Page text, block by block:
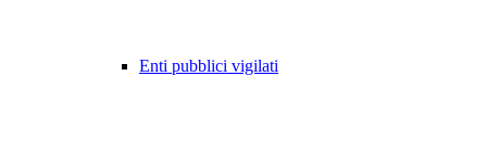
Enti pubblici vigilati